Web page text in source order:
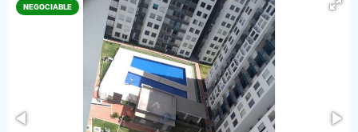
NEGOCIABLE